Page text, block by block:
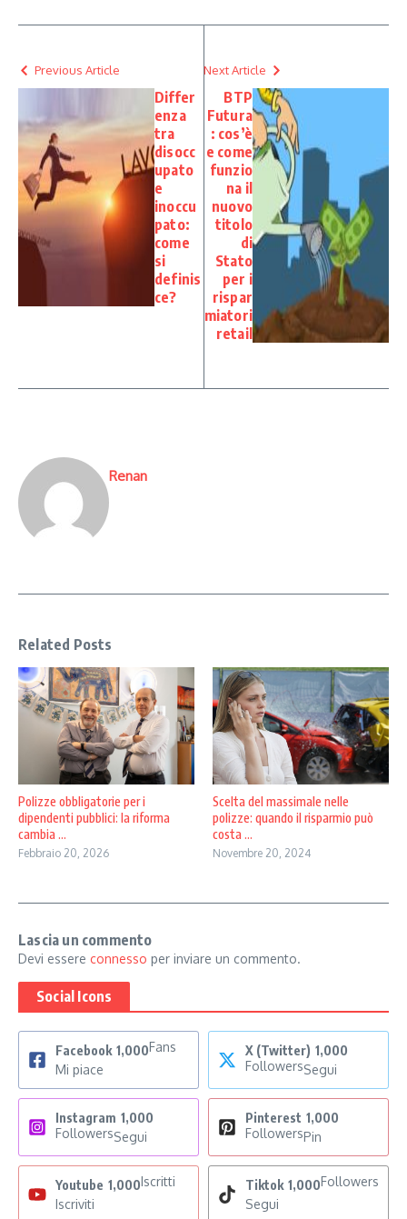
Previous Article
Differ
enza
tra
disocc
upato
e
inoccu
pato:
come
si
definis
ce?
Next Article
BTP
Futura
: cos’è
e come
funzio
na il
nuovo
titolo
di
Stato
per i
rispar
miatori
retail
Renan
Related Posts
Polizze obbligatorie per i
dipendenti pubblici: la riforma
cambia ...
Febbraio 20, 2026
Scelta del massimale nelle
polizze: quando il risparmio può
costa ...
Novembre 20, 2024
Lascia un commento
Devi essere connesso per inviare un commento.
Social Icons
Facebook 1,000Fans
Mi piace
X (Twitter) 1,000
FollowersSegui
Instagram 1,000
FollowersSegui
Pinterest 1,000
FollowersPin
Youtube 1,000Iscritti
Iscriviti
Tiktok 1,000Followers
Segui